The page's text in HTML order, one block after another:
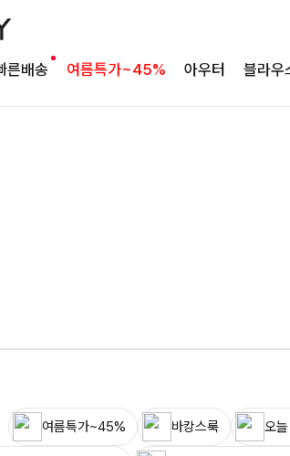
른배송 여름특가~45% 아우터 블라우
이템
여름의
감각적
여름특가~45% 바캉스룩 오